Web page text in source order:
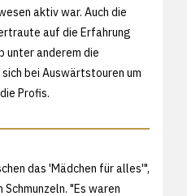
aktiv war. Auch die
auf die Erfahrung
unter anderem die
bei Auswärtstouren um
Profis.
das 'Mädchen für alles'",
"Es waren